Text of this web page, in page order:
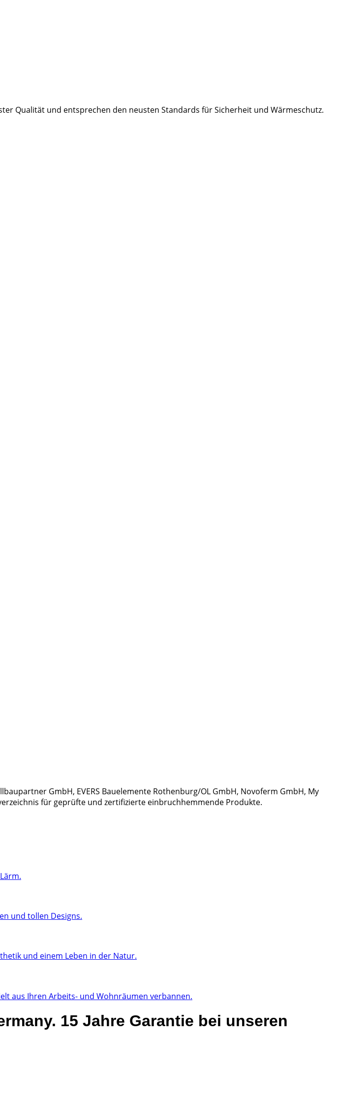
Qualität und entsprechen den neusten Standards für Sicherheit und Wärmeschutz.
GmbH, EVERS Bauelemente Rothenburg/OL GmbH, Novoferm GmbH, My
für geprüfte und zertifizierte einbruchhemmende Produkte.
und tollen Designs.
und einem Leben in der Natur.
aus Ihren Arbeits- und Wohnräumen verbannen.
15 Jahre Garantie bei unseren